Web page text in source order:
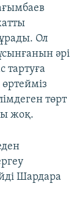
Ол
әрі
тартуға
төрт
жоқ.
Шардара